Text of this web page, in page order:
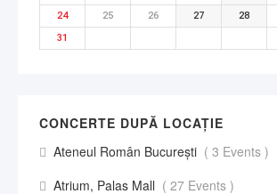
24
25 26 27 28
31
CONCERTE DUPĂ LOCAȚIE
Ateneul Român București ( 3 Events )
Atrium, Palas Mall ( 27 Events )